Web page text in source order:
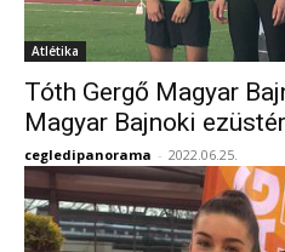
Atlétika
Tóth Gergő Magyar
Magyar Bajnoki
cegledipanorama - 2022.06.25.